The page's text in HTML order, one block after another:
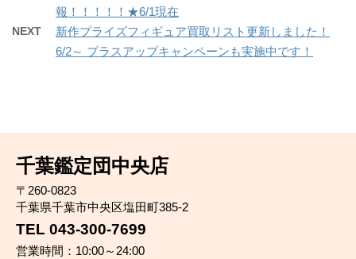
報！！！！！★6/1現在
NEXT
新作プライズフィギュア買取リスト更新しました！
6/2～ プラスアップキャンペーンも実施中です！
千葉鑑定団中央店
〒260-0823
千葉県千葉市中央区塩田町385-2
TEL 043-300-7699
営業時間：10:00～24:00